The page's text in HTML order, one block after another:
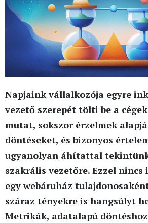
Napjaink vállalkozója egyre
vezető szerepét tölti be a
mutat, sokszor érzelmek
döntéseket, és bizonyos
ugyanolyan áhítattal
szakrális vezetőre. Ezzel nincs
egy webáruház
száraz tényekre is hangsúlyt
Metrikák, adatalapú